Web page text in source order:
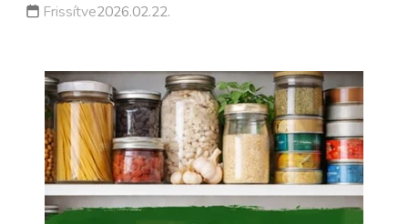
Frissítve2026.02.22.